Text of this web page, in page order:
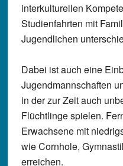
interkulturellen
Studienfahrten mit
Jugendlichen
Dabei ist auch eine
Jugendmannschaften
in der zur Zeit auch
Flüchtlinge spielen.
Erwachsene mit
wie Cornhole,
erreichen.